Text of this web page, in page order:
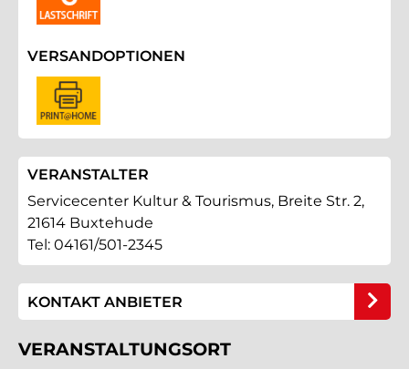
VERSANDOPTIONEN
VERANSTALTER
Servicecenter Kultur & Tourismus, Breite Str. 2,
21614 Buxtehude
Tel: 04161/501-2345
KONTAKT ANBIETER
VERANSTALTUNGSORT